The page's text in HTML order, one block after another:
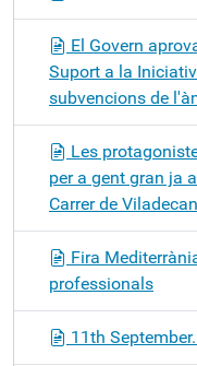
El Govern
Suport a la
subvencions de
Les
per a gent gran ja
Carrer de
Fira
professionals
11th